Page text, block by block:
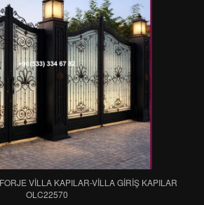
VİLLA KAPILAR-VİLLA GİRİŞ KAPILAR
OLC22570